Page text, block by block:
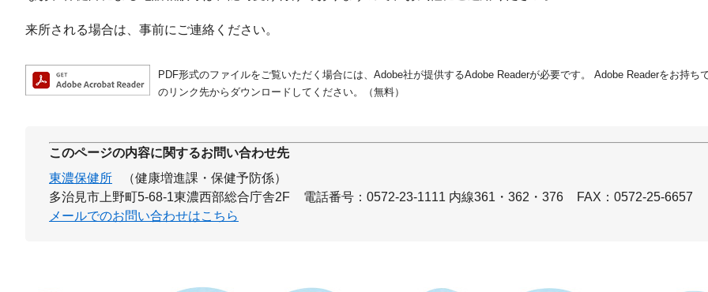
来所される場合は、事前にご連絡ください。
PDF形式のファイルをご覧いただく場合には、Adobe社が提供するAdobe Readerが必要です。
Adobe Readerをお持ち
のリンク先からダウンロードしてください。（無料）
このページの内容に関するお問い合わせ先
東濃保健所
（健康増進課・保健予防係）
多治見市上野町5-68-1東濃西部総合庁舎2F
電話番号：0572-23-1111 内線361・362・376
FAX：0572-25-6657
メールでのお問い合わせはこちら